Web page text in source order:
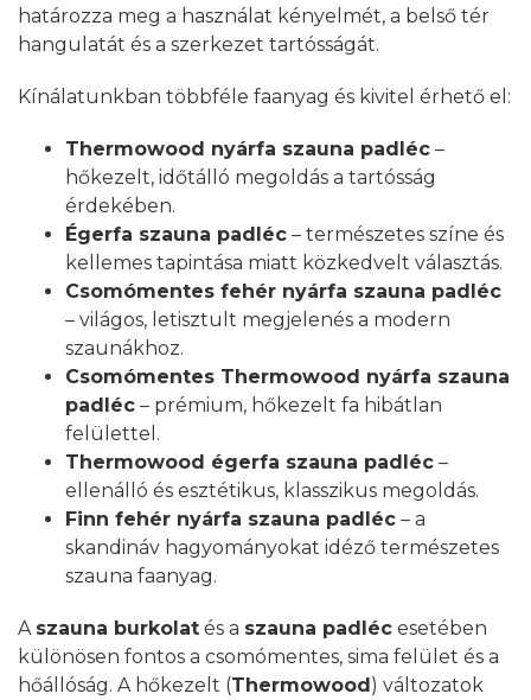
határozza meg a használat kényelmét, a belső tér
hangulatát és a szerkezet tartósságát.
Kínálatunkban többféle faanyag és kivitel érhető el:
Thermowood nyárfa szauna padléc –
hőkezelt, időtálló megoldás a tartósság
érdekében.
Égerfa szauna padléc – természetes színe és
kellemes tapintása miatt közkedvelt választás.
Csomómentes fehér nyárfa szauna padléc
– világos, letisztult megjelenés a modern
szaunákhoz.
Csomómentes Thermowood nyárfa szauna
padléc – prémium, hőkezelt fa hibátlan
felülettel.
Thermowood égerfa szauna padléc –
ellenálló és esztétikus, klasszikus megoldás.
Finn fehér nyárfa szauna padléc – a
skandináv hagyományokat idéző természetes
szauna faanyag.
A szauna burkolat és a szauna padléc esetében
különösen fontos a csomómentes, sima felület és a
hőállóság. A hőkezelt (Thermowood) változatok